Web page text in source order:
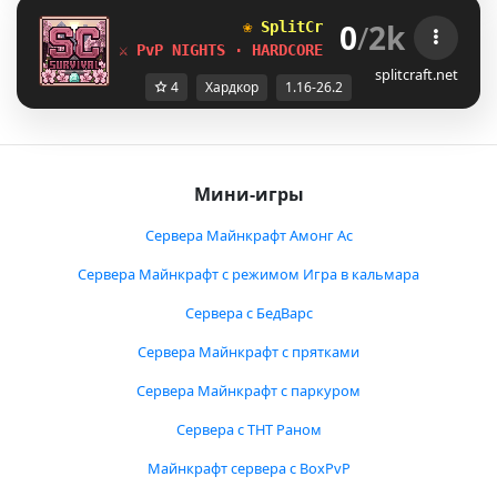
❀ SplitCraftSMP [1.16-26.2]
⚔ PvP NIGHTS · HARDCORE ⚔ 0/2k
splitcraft.net
4 Хардкор 1.16-26.2
Мини-игры
Сервера Майнкрафт Амонг Ас
Сервера Майнкрафт с режимом Игра в кальмара
Сервера с БедВарс
Сервера Майнкрафт с прятками
Сервера Майнкрафт с паркуром
Сервера с ТНТ Раном
Майнкрафт сервера с BoxPvP